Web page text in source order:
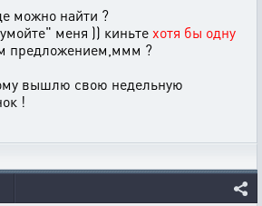
можно найти ?
меня )) киньтехотя бы одну
предложением,ммм ?
вышлю свою недельную
!